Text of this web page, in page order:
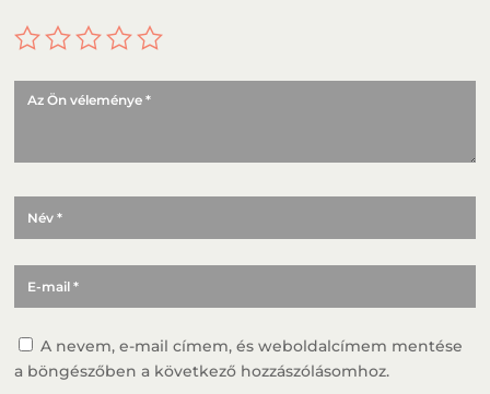
A nevem, e-mail címem, és weboldalcímem mentése
a böngészőben a következő hozzászólásomhoz.